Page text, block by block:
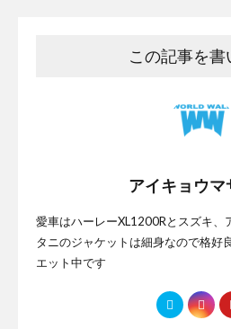
この記事を書
アイキョウマ
愛車はハーレーXL1200Rとスズキ、
タニのジャケットは細身なので格好
エット中です